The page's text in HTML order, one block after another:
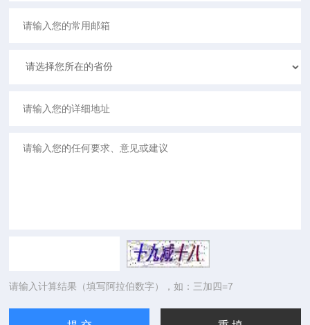
请输入计算结果（填写阿拉伯数字），如：三加四=7